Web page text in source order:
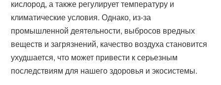
кислород, а также регулирует температуру и
климатические условия. Однако, из-за
промышленной деятельности, выбросов вредных
веществ и загрязнений, качество воздуха становится
ухудшается, что может привести к серьезным
последствиям для нашего здоровья и экосистемы.